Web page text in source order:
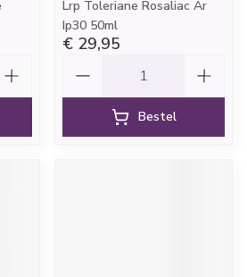
Lrp Toleriane Rosaliac Ar
Ip30 50ml
€ 29,95
Bestel